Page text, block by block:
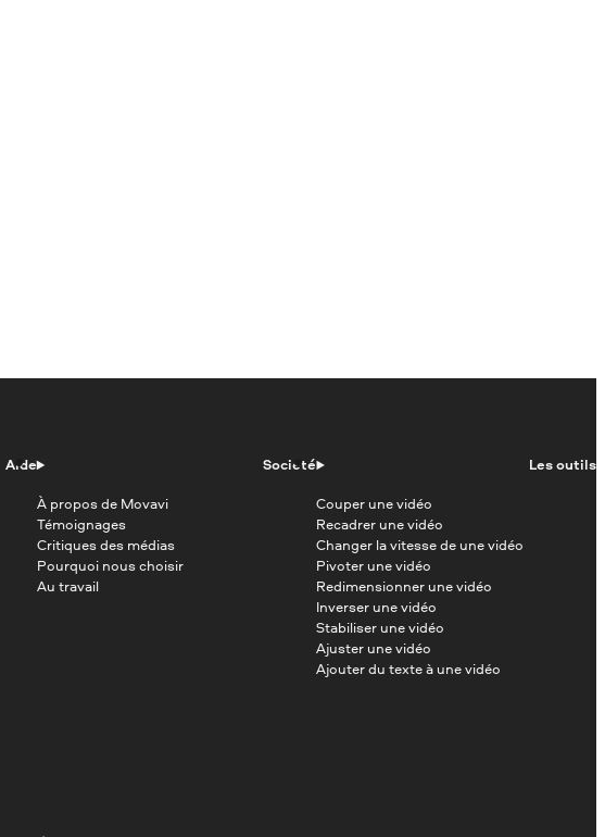
Aide
Société
À propos de Movavi
Témoignages
Critiques des médias
Pourquoi nous choisir
Au travail
Les outils
Couper une vidéo
Recadrer une vidéo
Changer la vitesse de une vidéo
Pivoter une vidéo
Redimensionner une vidéo
Inverser une vidéo
Stabiliser une vidéo
Ajuster une vidéo
Ajouter du texte à une vidéo